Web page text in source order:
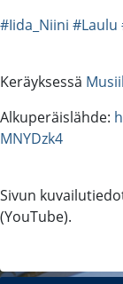
#Iida_Niini #Laulu
Keräyksessä
Alkuperäislähde:
MNYDzk4
Sivun
(YouTube).